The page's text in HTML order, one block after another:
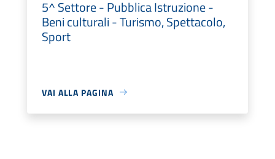
5^ Settore - Pubblica Istruzione -
Beni culturali - Turismo, Spettacolo,
Sport
VAI ALLA PAGINA